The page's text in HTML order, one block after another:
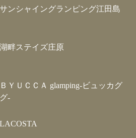
サンシャイングランピング江田島
湖畔ステイズ庄原
ＢＹＵＣＣＡ glamping-ビュッカグ
-